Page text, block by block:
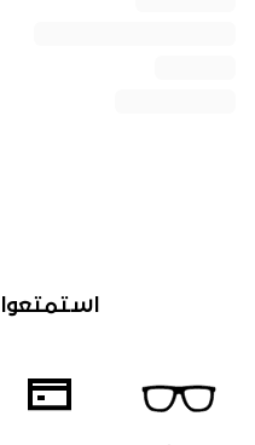
استمتعوا